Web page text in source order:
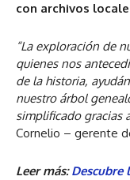
con archivos
“La exploración de
quienes nos
de la historia,
nuestro árbol
simplificado gracias
Cornelio – gerente
Leer más:Descubre